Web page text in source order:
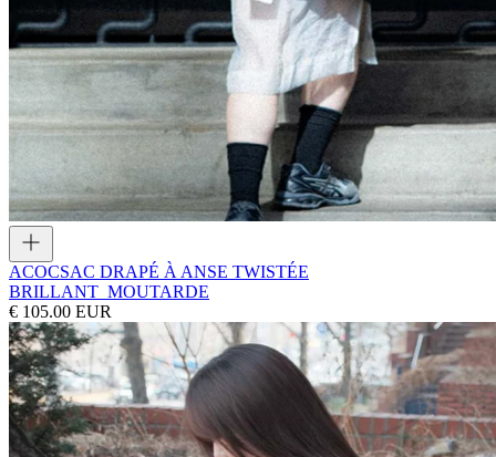
ACOCSAC DRAPÉ À ANSE TWISTÉE
BRILLANT_MOUTARDE
€ 105.00 EUR